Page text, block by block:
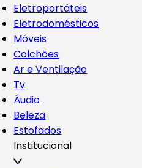
Eletroportáteis
Eletrodomésticos
Móveis
Colchões
Ar e Ventilação
Tv
Áudio
Beleza
Estofados
Institucional